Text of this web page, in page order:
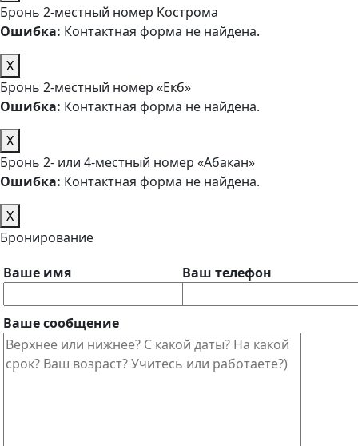
Бронь 2-местный номер Кострома
Ошибка: Контактная форма не найдена.
X
Бронь 2-местный номер «Екб»
Ошибка: Контактная форма не найдена.
X
Бронь 2- или 4-местный номер «Абакан»
Ошибка: Контактная форма не найдена.
X
Бронирование
Ваше имя Ваш телефон
Ваше сообщение